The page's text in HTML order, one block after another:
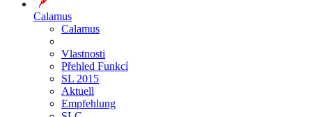
Calamus
Calamus
Vlastnosti
Přehled Funkcí
SL 2015
Aktuell
Empfehlung